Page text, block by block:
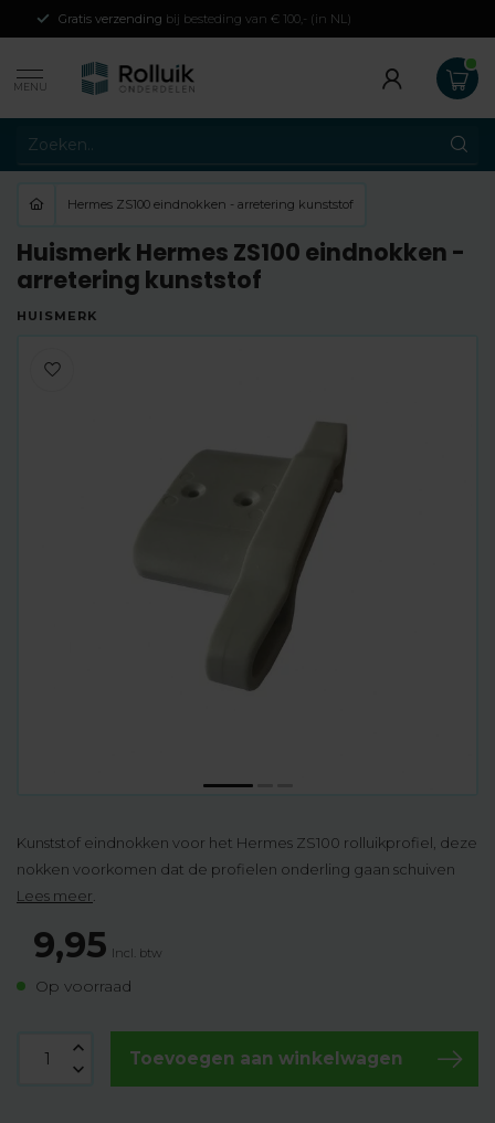
Gratis verzending bij besteding van € 100,- (in NL)
MENU
Hermes ZS100 eindnokken - arretering kunststof
Huismerk Hermes ZS100 eindnokken -
arretering kunststof
HUISMERK
Kunststof eindnokken voor het Hermes ZS100 rolluikprofiel, deze
nokken voorkomen dat de profielen onderling gaan schuiven
Lees meer
9,95 Incl. btw
Op voorraad
Toevoegen aan winkelwagen